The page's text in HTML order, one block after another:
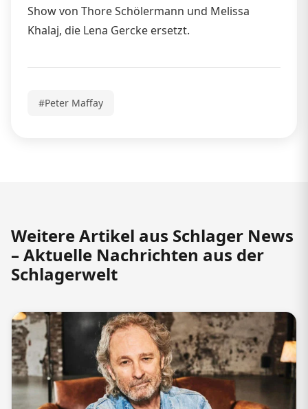
Show von Thore Schölermann und Melissa
Khalaj, die Lena Gercke ersetzt.
#Peter Maffay
Weitere Artikel aus Schlager News
– Aktuelle Nachrichten aus der
Schlagerwelt